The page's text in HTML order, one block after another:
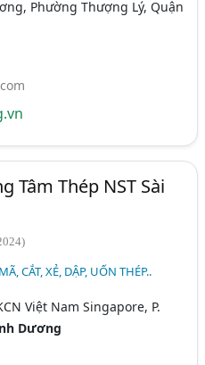
Phường Thượng Lý, Quận
Tâm Thép NST Sài
CẮT, XẺ, DẬP, UỐN THÉP..
Việt Nam Singapore, P.
Dương